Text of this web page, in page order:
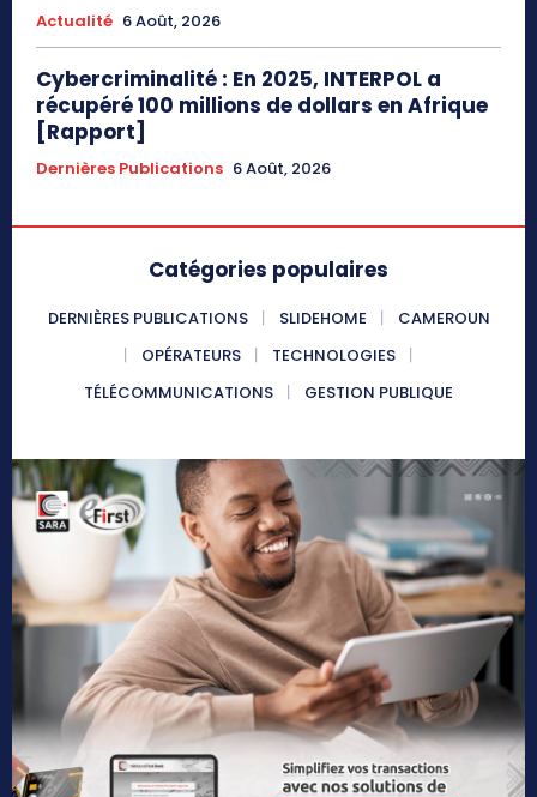
Actualité 6 Août, 2026
Cybercriminalité : En 2025, INTERPOL a
récupéré 100 millions de dollars en Afrique
[Rapport]
Dernières Publications 6 Août, 2026
Catégories populaires
DERNIÈRES PUBLICATIONS SLIDEHOME
CAMEROUN
OPÉRATEURS
TECHNOLOGIES
TÉLÉCOMMUNICATIONS
GESTION PUBLIQUE